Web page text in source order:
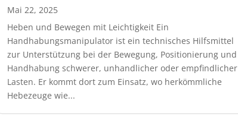
Mai 22, 2025
Heben und Bewegen mit Leichtigkeit Ein
Handhabungsmanipulator ist ein technisches Hilfsmittel
zur Unterstützung bei der Bewegung, Positionierung und
Handhabung schwerer, unhandlicher oder empfindlicher
Lasten. Er kommt dort zum Einsatz, wo herkömmliche
Hebezeuge wie...